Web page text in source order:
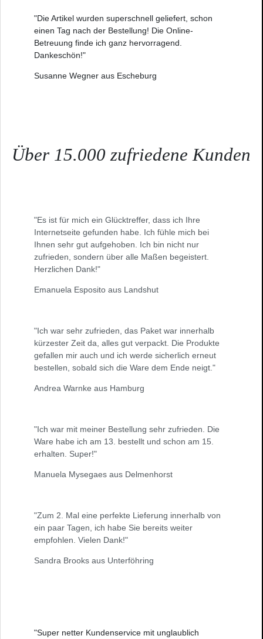
"Die Artikel wurden superschnell geliefert, schon
einen Tag nach der Bestellung! Die Online-
Betreuung finde ich ganz hervorragend.
Dankeschön!"
Susanne Wegner aus Escheburg
Über 15.000 zufriedene Kunden
"Es ist für mich ein Glücktreffer, dass ich Ihre
Internetseite gefunden habe. Ich fühle mich bei
Ihnen sehr gut aufgehoben. Ich bin nicht nur
zufrieden, sondern über alle Maßen begeistert.
Herzlichen Dank!"
Emanuela Esposito aus Landshut
"Ich war sehr zufrieden, das Paket war innerhalb
kürzester Zeit da, alles gut verpackt. Die Produkte
gefallen mir auch und ich werde sicherlich erneut
bestellen, sobald sich die Ware dem Ende neigt."
Andrea Warnke aus Hamburg
"Ich war mit meiner Bestellung sehr zufrieden. Die
Ware habe ich am 13. bestellt und schon am 15.
erhalten. Super!"
Manuela Mysegaes aus Delmenhorst
"Zum 2. Mal eine perfekte Lieferung innerhalb von
ein paar Tagen, ich habe Sie bereits weiter
empfohlen. Vielen Dank!"
Sandra Brooks aus Unterföhring
"Super netter Kundenservice mit unglaublich